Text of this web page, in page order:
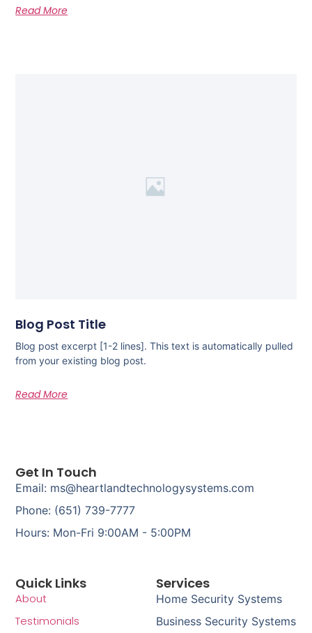
Read More
Blog Post Title
Blog post excerpt [1-2 lines]. This text is automatically pulled
from your existing blog post.
Read More
Services
Home Security Systems
Business Security Systems
Quick Links
About
Testimonials
Get In Touch
Email: ms@heartlandtechnologysystems.com
Phone: (651) 739-7777
Hours: Mon-Fri 9:00AM - 5:00PM